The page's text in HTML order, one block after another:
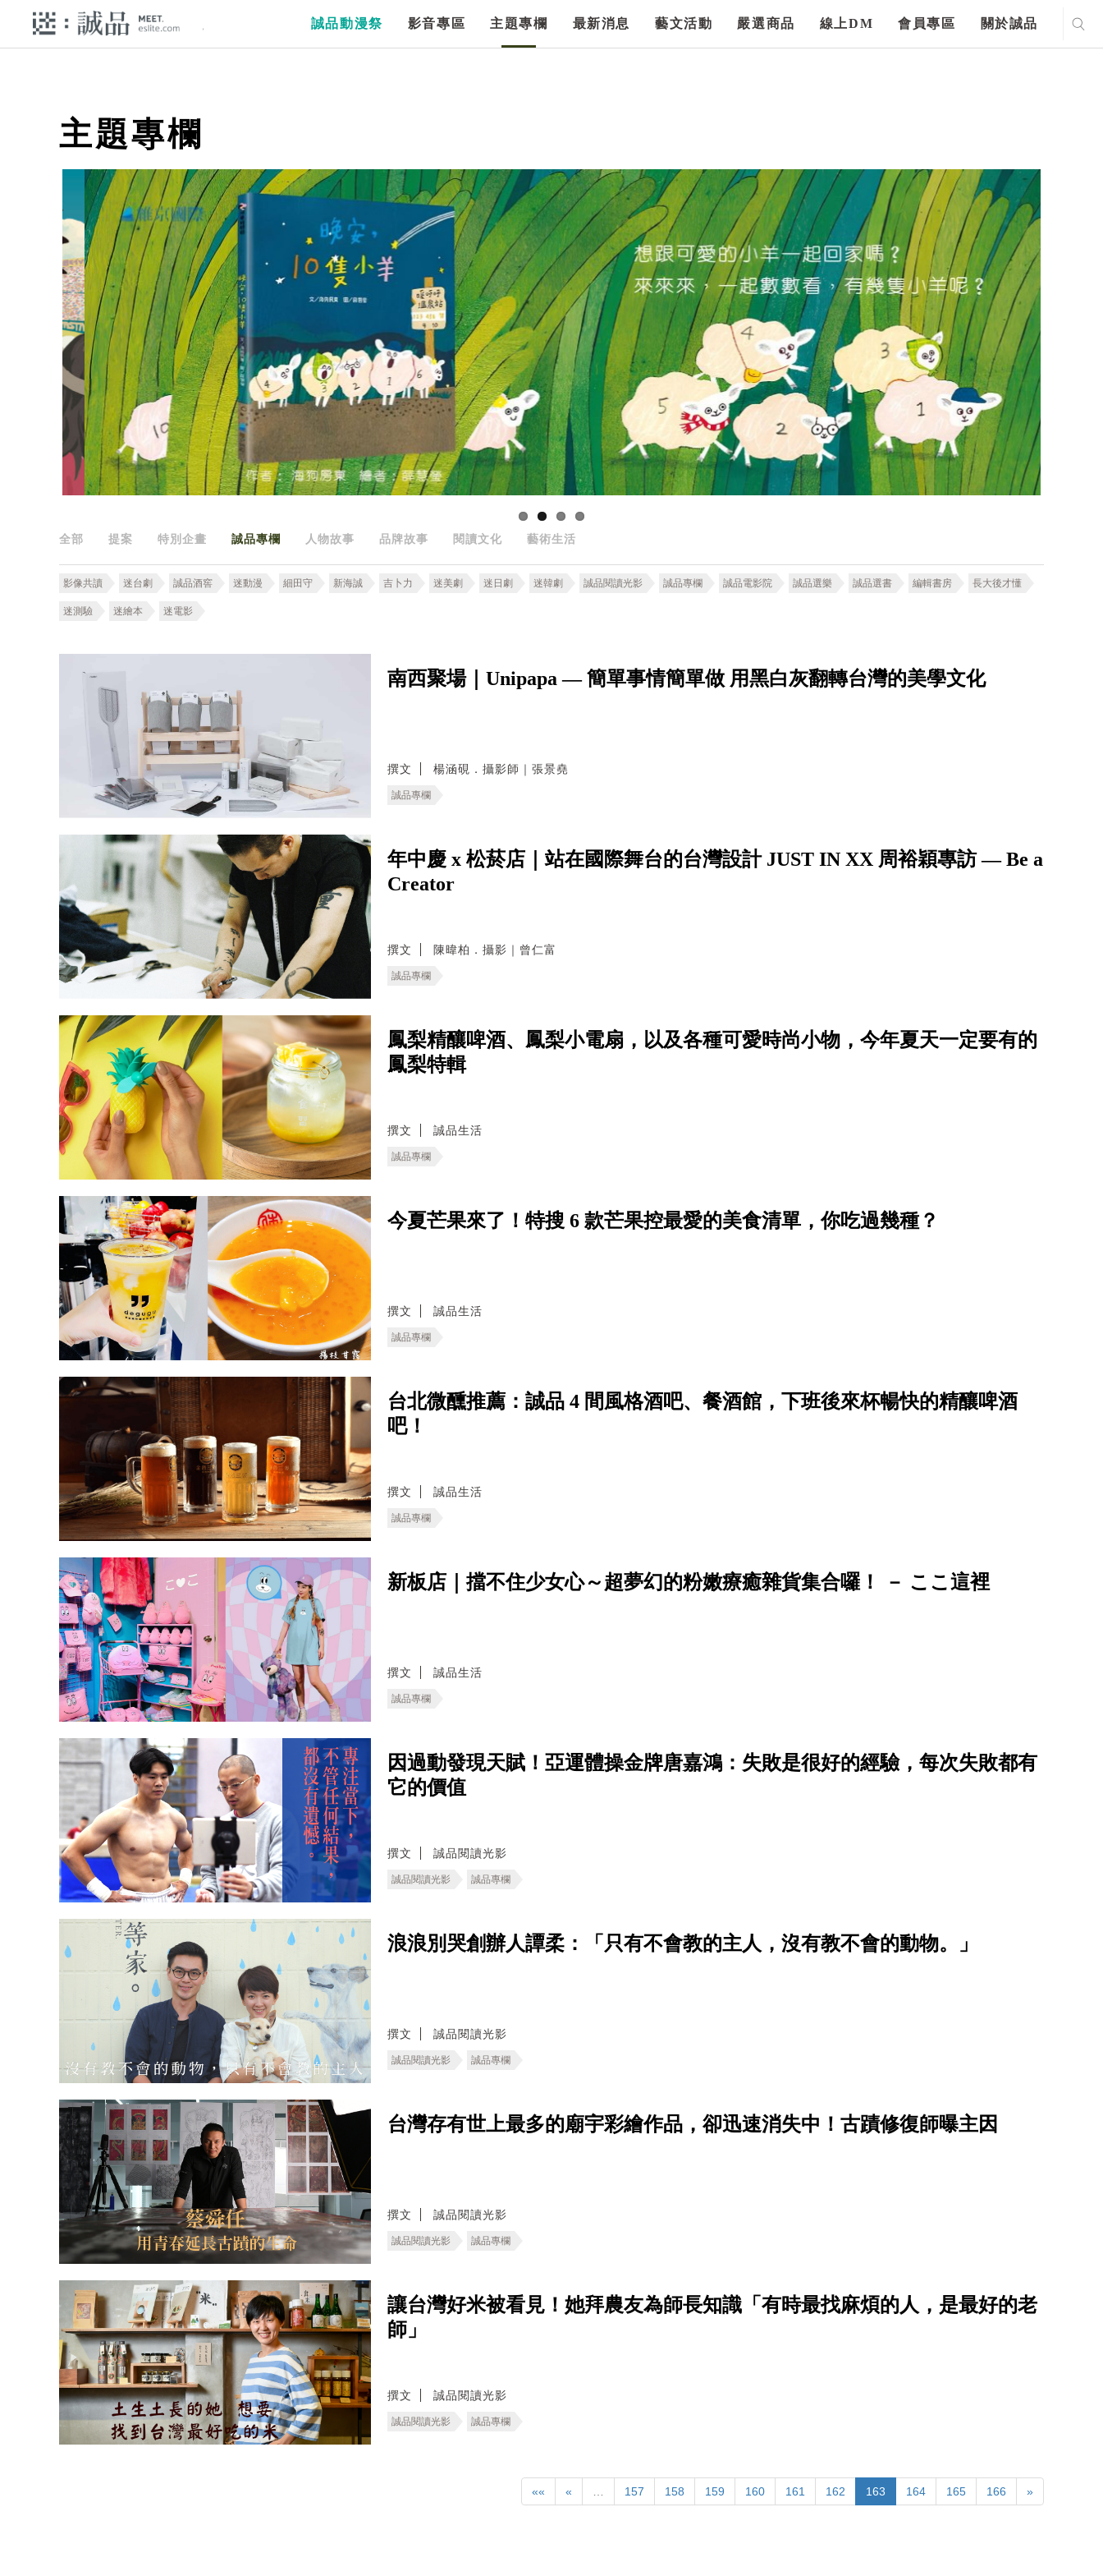
誠品動漫祭 影音專區 主題專欄 最新消息 藝文活動 嚴選商品 線上DM 會員專區 關於誠品
主題專欄
全部 提案 特別企畫 誠品專欄 人物故事 品牌故事 閱讀文化 藝術生活
影像共讀 迷台劇 誠品酒窖 迷動漫 細田守 新海誠 吉卜力 迷美劇 迷日劇 迷韓劇 誠品閱讀光影 誠品專欄 誠品電影院 誠品選樂 誠品選書 編輯書房 長大後才懂
迷測驗 迷繪本 迷電影
南西聚場｜Unipapa — 簡單事情簡單做 用黑白灰翻轉台灣的美學文化
撰文 楊涵硯．攝影師｜張景堯
誠品專欄
年中慶 x 松菸店｜站在國際舞台的台灣設計 JUST IN XX 周裕穎專訪 — Be a
Creator
撰文 陳暐柏．攝影｜曾仁富
誠品專欄
鳳梨精釀啤酒、鳳梨小電扇，以及各種可愛時尚小物，今年夏天一定要有的
鳳梨特輯
撰文 誠品生活
誠品專欄
今夏芒果來了！特搜 6 款芒果控最愛的美食清單，你吃過幾種？
撰文 誠品生活
誠品專欄
台北微醺推薦：誠品 4 間風格酒吧、餐酒館，下班後來杯暢快的精釀啤酒
吧！
撰文 誠品生活
誠品專欄
新板店｜擋不住少女心～超夢幻的粉嫩療癒雜貨集合囉！ － ここ這裡
撰文 誠品生活
誠品專欄
因過動發現天賦！亞運體操金牌唐嘉鴻：失敗是很好的經驗，每次失敗都有
它的價值
撰文 誠品閱讀光影
誠品閱讀光影 誠品專欄
浪浪別哭創辦人譚柔：「只有不會教的主人，沒有教不會的動物。」
撰文 誠品閱讀光影
誠品閱讀光影 誠品專欄
台灣存有世上最多的廟宇彩繪作品，卻迅速消失中！古蹟修復師曝主因
撰文 誠品閱讀光影
誠品閱讀光影 誠品專欄
讓台灣好米被看見！她拜農友為師長知識「有時最找麻煩的人，是最好的老
師」
撰文 誠品閱讀光影
誠品閱讀光影 誠品專欄
«« « … 157 158 159 160 161 162 163 164 165 166 »